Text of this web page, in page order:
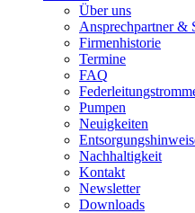
Über uns
Ansprechpartner &
Firmenhistorie
Termine
FAQ
Pumpen
Neuigkeiten
Nachhaltigkeit
Kontakt
Newsletter
Downloads